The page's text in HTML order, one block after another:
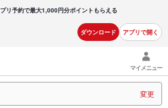
リ予約で最大1,000円分ポイントもらえる
ダウンロード アプリで開く
マイメニュー
変更